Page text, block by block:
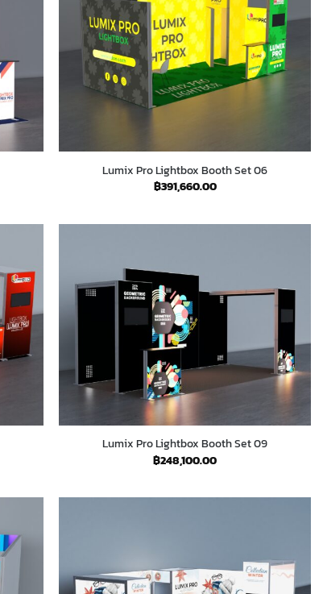
Lumix Pro Lightbox Booth Set 06
฿391,660.00
Lumix Pro Lightbox Booth Set 09
฿248,100.00